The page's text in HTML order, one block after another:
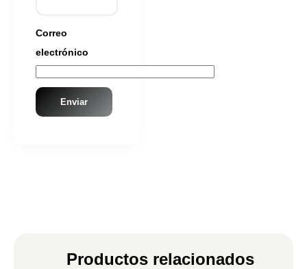
Correo
electrónico
Productos relacionados